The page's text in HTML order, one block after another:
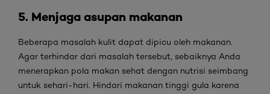
5. Menjaga asupan makanan
Beberapa masalah kulit dapat dipicu oleh makanan.
Agar terhindar dari masalah tersebut, sebaiknya Anda
menerapkan pola makan sehat dengan nutrisi seimbang
untuk sehari-hari. Hindari makanan tinggi gula karena